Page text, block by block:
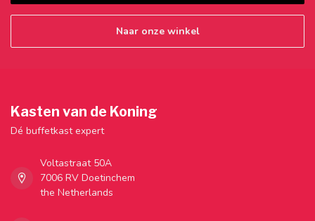
Naar onze winkel
Kasten van de Koning
Dé buffetkast expert
Voltastraat 50A
7006 RV Doetinchem
the Netherlands